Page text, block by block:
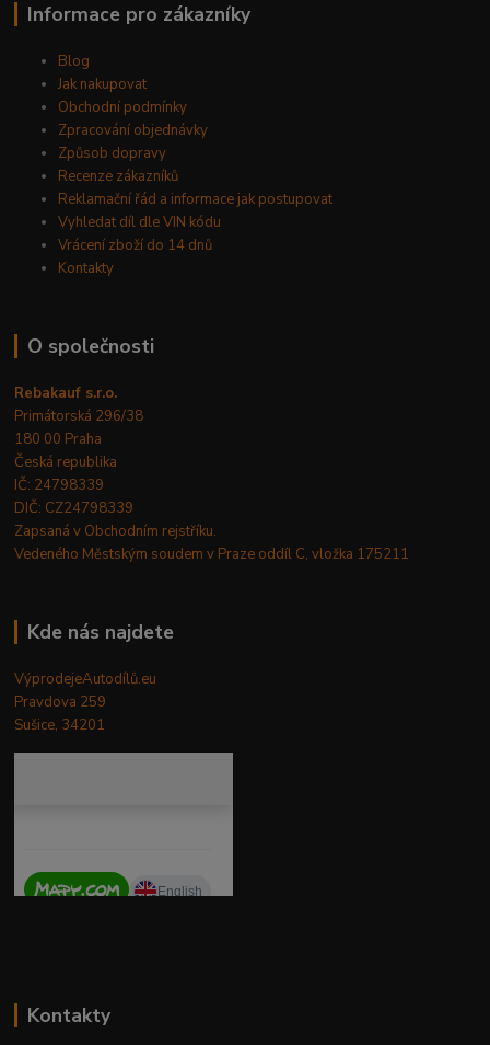
Informace pro zákazníky
Blog
Jak nakupovat
Obchodní podmínky
Zpracování objednávky
Způsob dopravy
Recenze zákazníků
Reklamační řád a informace jak postupovat
Vyhledat díl dle VIN kódu
Vrácení zboží do 14 dnů
Kontakty
O společnosti
Rebakauf s.r.o.
Primátorská 296/38
180 00 Praha
Česká republika
IČ: 24798339
DIČ: CZ24798339
Zapsaná v Obchodním rejstříku.
Vedeného Městským soudem v Praze oddíl C, vložka 175211
Kde nás najdete
VýprodejeAutodílů.eu
Pravdova 259
Sušice, 34201
Kontakty